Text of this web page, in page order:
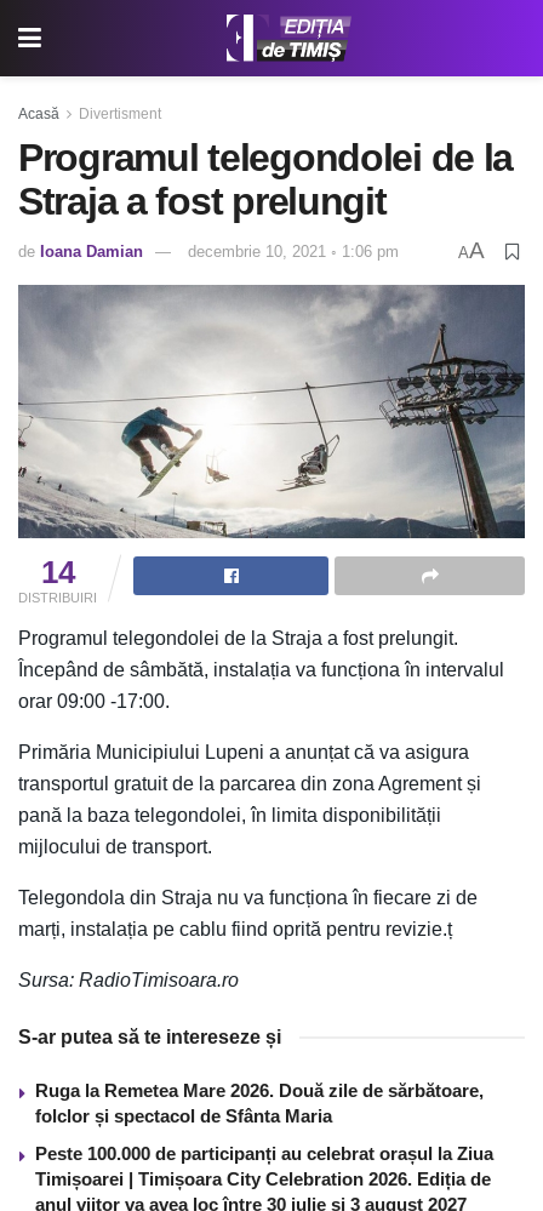
Acasă Divertisment
Programul telegondolei de la
Straja a fost prelungit
de Ioana Damian decembrie 10, 2021 ◦ 1:06 pm AA
14
DISTRIBUIRI
Programul telegondolei de la Straja a fost prelungit.
Începând de sâmbătă, instalația va funcționa în intervalul
orar 09:00 -17:00.
Primăria Municipiului Lupeni a anunțat că va asigura
transportul gratuit de la parcarea din zona Agrement și
pană la baza telegondolei, în limita disponibilității
mijlocului de transport.
Telegondola din Straja nu va funcționa în fiecare zi de
marți, instalația pe cablu fiind oprită pentru revizie.ț
Sursa: RadioTimisoara.ro
S-ar putea să te intereseze și
Ruga la Remetea Mare 2026. Două zile de sărbătoare,
folclor și spectacol de Sfânta Maria
Peste 100.000 de participanți au celebrat orașul la Ziua
Timișoarei | Timișoara City Celebration 2026. Ediția de
anul viitor va avea loc între 30 iulie și 3 august 2027